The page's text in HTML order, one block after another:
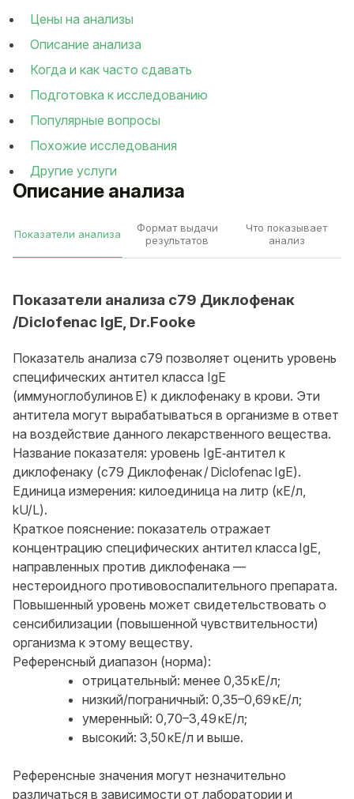
Описание анализа
Показатели анализа
Формат выдачи
результатов
Что показывает
анализ
Показатели анализа c79 Диклофенак
/Diclofenac IgE, Dr.Fooke
Показатель анализа c79 позволяет оценить уровень
специфических антител класса IgE
(иммуноглобулинов E) к диклофенаку в крови. Эти
антитела могут вырабатываться в организме в ответ
на воздействие данного лекарственного вещества.
Название показателя: уровень IgE‑антител к
диклофенаку (c79 Диклофенак / Diclofenac IgE).
Единица измерения: килоединица на литр (кЕ/л,
kU/L).
Краткое пояснение: показатель отражает
концентрацию специфических антител класса IgE,
направленных против диклофенака —
нестероидного противовоспалительного препарата.
Повышенный уровень может свидетельствовать о
сенсибилизации (повышенной чувствительности)
организма к этому веществу.
Референсный диапазон (норма):
отрицательный: менее 0,35 кЕ/л;
низкий/пограничный: 0,35–0,69 кЕ/л;
умеренный: 0,70–3,49 кЕ/л;
высокий: 3,50 кЕ/л и выше.
Референсные значения могут незначительно
различаться в зависимости от лаборатории и
Цены на анализы
Описание анализа
Когда и как часто сдавать
Подготовка к исследованию
Популярные вопросы
Похожие исследования
Другие услуги